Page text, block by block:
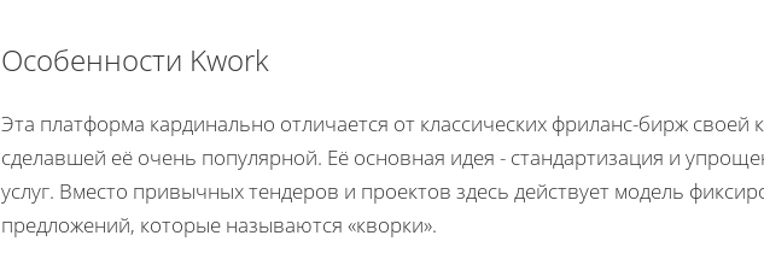
Особенности Kwork
Эта платформа кардинально отличается от классических фриланс-бирж своей
сделавшей её очень популярной. Её основная идея - стандартизация и
услуг. Вместо привычных тендеров и проектов здесь действует модель
предложений, которые называются «кворки».